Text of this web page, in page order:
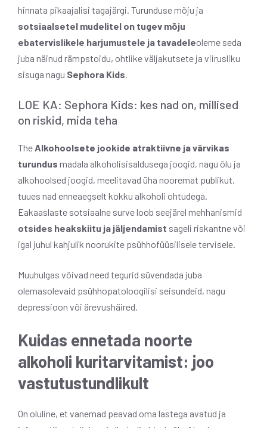
hinnata pikaajalisi tagajärgi. Turunduse mõju ja
sotsiaalsetel mudelitel on tugev mõju
ebatervislikele harjumustele ja tavadeleoleme seda
juba näinud rämpstoidu, ohtlike väljakutsete ja viirusliku
sisuga nagu Sephora Kids
LOE KA: Sephora Kids: kes nad on, millised
on riskid, mida teha
The Alkohoolsete jookide atraktiivne ja värvikas
turundus madala alkoholisisaldusega joogid, nagu õlu ja
alkohoolsed joogid, meelitavad üha nooremat publikut,
tuues nad enneaegselt kokku alkoholi ohtudega.
Eakaaslaste sotsiaalne surve loob seejärel mehhanismid
otsides heakskiitu ja jäljendamist sageli riskantne või
igal juhul kahjulik noorukite psühhofüüsilisele tervisele.
Muuhulgas võivad need tegurid süvendada juba
olemasolevaid psühhopatoloogilisi seisundeid, nagu
depressioon või ärevushäired.
Kuidas ennetada noorte
alkoholi kuritarvitamist: joo
vastutustundlikult
On oluline, et vanemad peavad oma lastega avatud ja